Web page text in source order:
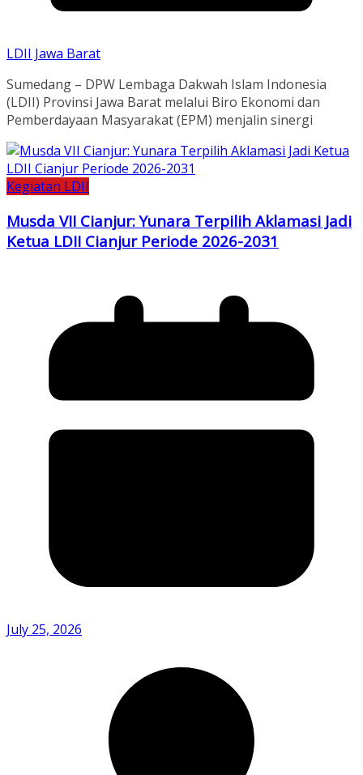
LDII Jawa Barat
Sumedang – DPW Lembaga Dakwah Islam Indonesia
(LDII) Provinsi Jawa Barat melalui Biro Ekonomi dan
Pemberdayaan Masyarakat (EPM) menjalin sinergi
Kegiatan LDII
Musda VII Cianjur: Yunara Terpilih Aklamasi Jadi
Ketua LDII Cianjur Periode 2026-2031
July 25, 2026